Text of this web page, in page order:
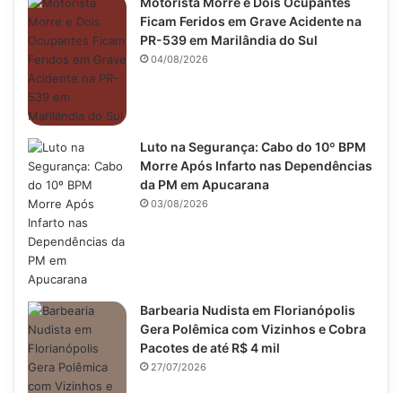
Ficam Feridos em Grave Acidente na
PR-539 em Marilândia do Sul
04/08/2026
Luto na Segurança: Cabo do 10º BPM
Morre Após Infarto nas Dependências
da PM em Apucarana
03/08/2026
Barbearia Nudista em Florianópolis
Gera Polêmica com Vizinhos e Cobra
Pacotes de até R$ 4 mil
27/07/2026